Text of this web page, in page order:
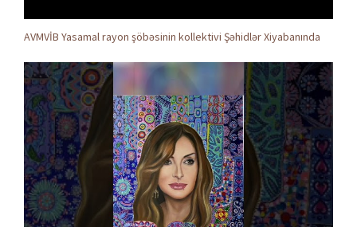
AVMVİB Yasamal rayon şöbəsinin kollektivi Şəhidlər Xiyabanında